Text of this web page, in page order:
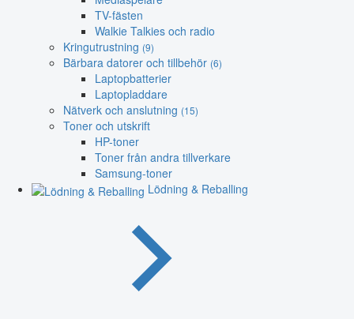
TV-fästen
Walkie Talkies och radio
Kringutrustning (9)
Bärbara datorer och tillbehör (6)
Laptopbatterier
Laptopladdare
Nätverk och anslutning (15)
Toner och utskrift
HP-toner
Toner från andra tillverkare
Samsung-toner
Lödning & Reballing